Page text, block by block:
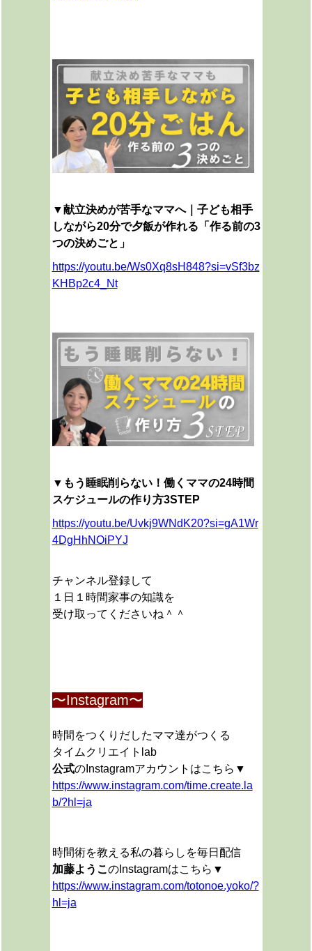
▼献立決めが苦手なママへ｜子ども相手
しながら20分で夕飯が作れる「作る前の3
つの決めごと」
https://youtu.be/Ws0Xq8sH848?si=vSf3bz
KHBp2c4_Nt
▼ もう睡眠削らない！働くママの24時間
スケジュールの作り方3STEP
https://youtu.be/Uvkj9WNdK20?si=gA1Wr
4DgHhNOiPYJ
チャンネル登録して
１日１時間家事の知識を
受け取ってくださいね＾＾
〜Instagram〜
時間をつくりだしたママ達がつくる
タイムクリエイトlab
公式のInstagramアカウントはこちら▼
https://www.instagram.com/time.create.la
b/?hl=ja
時間術を教える私の暮らしを毎日配信
加藤ようこ のInstagramはこちら▼
https://www.instagram.com/totonoe.yoko/?
hl=ja